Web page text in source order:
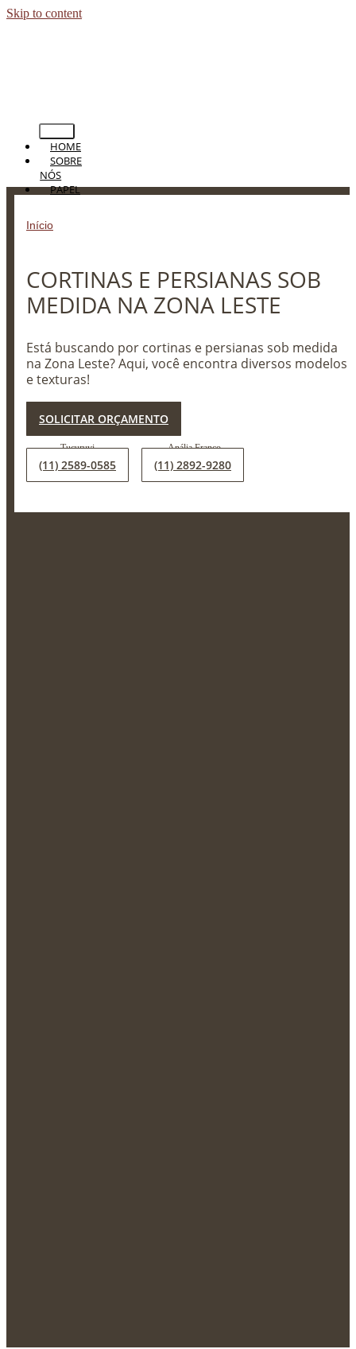
Skip to content
HOME
SOBRE
NÓS
PAPEL
PAREDE
PERSIANAS
PISOS
BLOG
CONTATO
Início
CORTINAS E PERSIANAS SOB
MEDIDA NA ZONA LESTE
Está buscando por cortinas e persianas sob medida
na Zona Leste? Aqui, você encontra diversos modelos
e texturas!
SOLICITAR ORÇAMENTO
(11) 2589-0585 (11) 2892-9280